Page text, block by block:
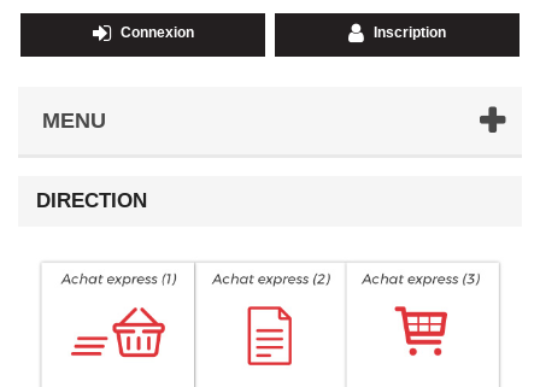
Connexion Inscription
MENU
DIRECTION